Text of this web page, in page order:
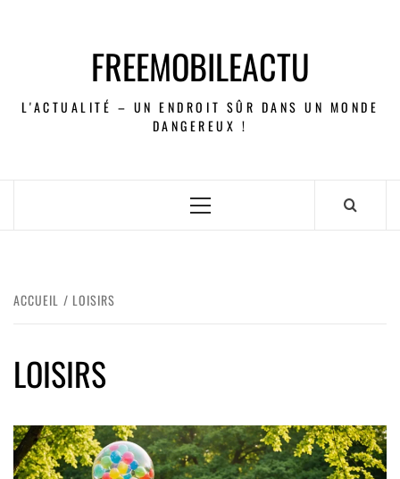
FREEMOBILEACTU
L'ACTUALITÉ – UN ENDROIT SÛR DANS UN MONDE
DANGEREUX !
ACCUEIL LOISIRS
LOISIRS